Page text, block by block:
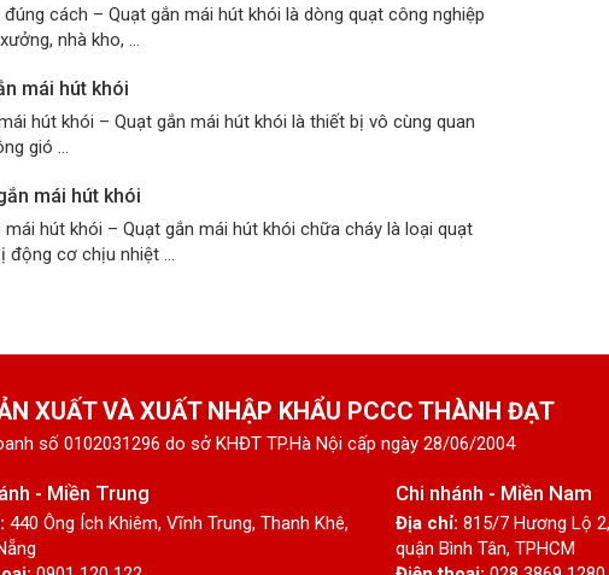
cách – Quạt gắn mái hút khói là dòng quạt công nghiệp
nhà kho, ...
mái hút khói
hút khói – Quạt gắn mái hút khói là thiết bị vô cùng quan
gió ...
mái hút khói
hút khói – Quạt gắn mái hút khói chữa cháy là loại quạt
động cơ chịu nhiệt ...
XUẤT VÀ XUẤT NHẬP KHẨU PCCC THÀNH ĐẠT
số 0102031296 do sở KHĐT TP.Hà Nội cấp ngày 28/06/2004
- Miền Trung
440 Ông Ích Khiêm, Vĩnh Trung, Thanh Khê,
Chi nhánh - Miền Nam
Địa chỉ: 815/7 Hương Lộ
quận Bình Tân, TPHCM